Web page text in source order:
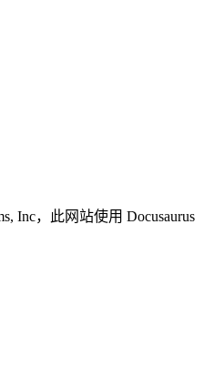
Inc，此网站使用 Docusaurus